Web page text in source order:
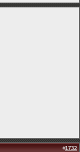
#1732